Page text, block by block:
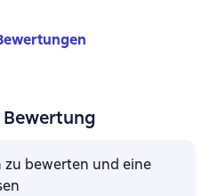
Bewertung
zu bewerten und eine